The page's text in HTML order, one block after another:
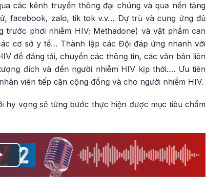
các kênh truyền thông đại chúng và qua nền tảng
facebook, zalo, tik tok v.v… Dự trù và cung ứng đủ
phơi nhiễm HIV; Methadone) và vật phẩm can
cơ sở y tế… Thành lập các Đội đáp ứng nhanh với
để đăng tải, chuyển các thông tin, các văn bản liên
đích và đến người nhiễm HIV kịp thời…. Ưu tiên
viên tiếp cận cộng đồng và cho người nhiễm HIV.
hy vọng sẽ từng bước thực hiện được mục tiêu chấm